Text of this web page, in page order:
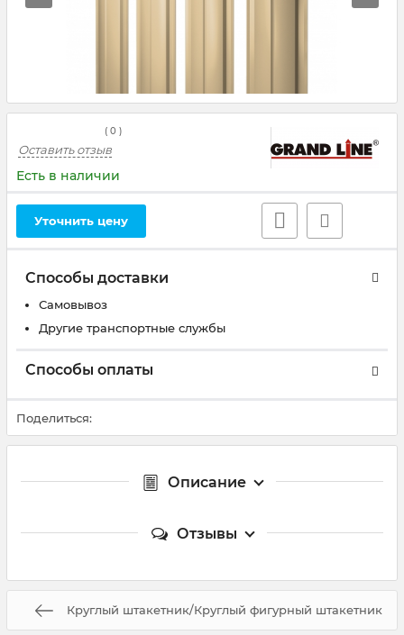
( 0 )
Оставить отзыв
Есть в наличии
Уточнить цену
Способы доставки
Самовывоз
Другие транспортные службы
Способы оплаты
Поделиться:
Описание
Отзывы
Круглый штакетник/Круглый фигурный штакетник